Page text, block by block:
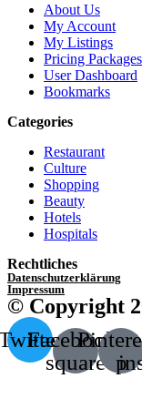
About Us
My Account
My Listings
Pricing Packages
User Dashboard
Bookmarks
Categories
Restaurant
Culture
Shopping
Beauty
Hotels
Hospitals
Rechtliches
Datenschutzerklärung
Impressum
© Copyright
Facebook-
square p